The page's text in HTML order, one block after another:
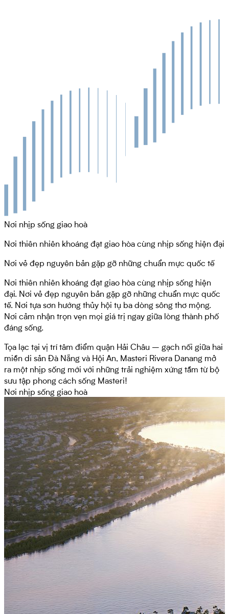
Nơi nhịp sống giao hoà
Nơi thiên nhiên khoáng đạt giao hòa cùng nhịp sống hiện đại
Nơi vẻ đẹp nguyên bản gặp gỡ nhữngchuẩn mực quốc tế
Nơi thiên nhiên khoáng đạt giao hòa cùng nhịp sống hiện
đại. Nơi vẻ đẹp nguyên bản gặp gỡ những chuẩn mực quốc
tế. Nơi tựa sơn hướng thủy hội tụ ba dòng sông thơ mộng.
Nơi cảm nhận trọn vẹn mọi giá trị ngay giữa lòng thành phố
đáng sống.
Tọa lạc tại vị trí tâm điểm quận Hải Châu – gạch nối giữa hai
miền di sản Đà Nẵng và Hội An, Masteri Rivera Danang mở
ra một nhịp sống mới với những trải nghiệm xứng tầm từ bộ
sưu tập phong cách sống Masteri!
Nơi nhịp sống giao hoà